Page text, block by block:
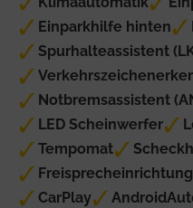
Einparkhilfe hinten
Spurhalteassistent
Notbremsassistent
LED Scheinwerfer
Tempomat
Freisprecheinrichtung
CarPlay